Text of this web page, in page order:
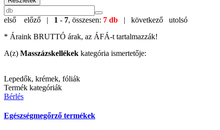
első előző | 1 - 7, összesen: 7 db | következő
utolsó
* Áraink BRUTTÓ árak, az ÁFÁ-t tartalmazzák!
A(z) Masszázskellékek kategória ismertetője:
Lepedők, krémek, fóliák
Termék kategóriák
Bérlés
Egészségmegőrző termékek